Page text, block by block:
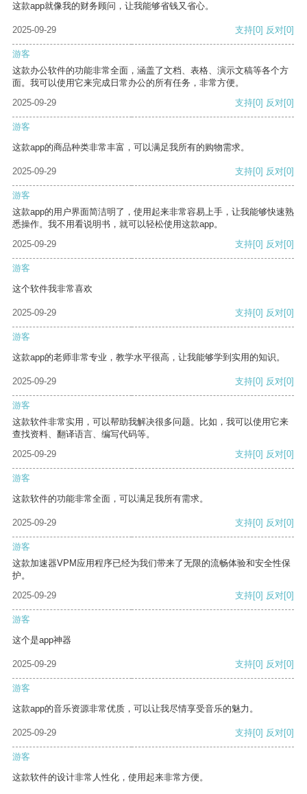
这款app就像我的财务顾问，让我能够省钱又省心。
2025-09-29 支持[0] 反对[0]
游客
这款办公软件的功能非常全面，涵盖了文档、表格、演示文稿等各个方
面。我可以使用它来完成日常办公的所有任务，非常方便。
2025-09-29
支持[0] 反对[0]
游客
这款app的商品种类非常丰富，可以满足我所有的购物需求。
2025-09-29 支持[0] 反对[0]
游客
这款app的用户界面简洁明了，使用起来非常容易上手，让我能够快速熟
悉操作。我不用看说明书，就可以轻松使用这款app。
2025-09-29
支持[0] 反对[0]
游客
这个软件我非常喜欢
2025-09-29 支持[0] 反对[0]
游客
这款app的老师非常专业，教学水平很高，让我能够学到实用的知识。
2025-09-29 支持[0] 反对[0]
游客
这款软件非常实用，可以帮助我解决很多问题。比如，我可以使用它来
查找资料、翻译语言、编写代码等。
2025-09-29
支持[0] 反对[0]
游客
这款软件的功能非常全面，可以满足我所有需求。
2025-09-29 支持[0] 反对[0]
游客
这款加速器VPM应用程序已经为我们带来了无限的流畅体验和安全性保
护。
2025-09-29
支持[0] 反对[0]
游客
这个是app神器
2025-09-29 支持[0] 反对[0]
游客
这款app的音乐资源非常优质，可以让我尽情享受音乐的魅力。
2025-09-29 支持[0] 反对[0]
游客
这款软件的设计非常人性化，使用起来非常方便。